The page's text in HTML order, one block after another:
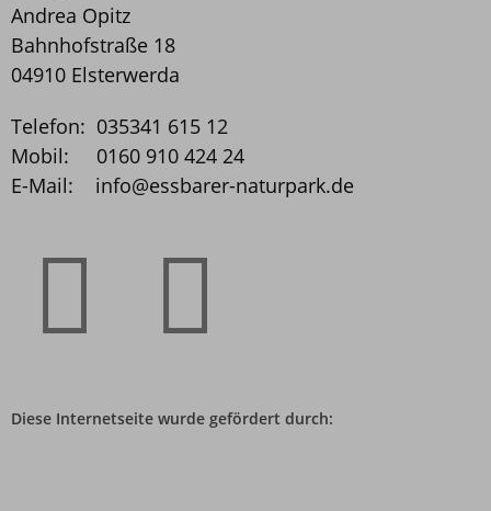
Andrea Opitz
Bahnhofstraße 18
04910 Elsterwerda
Telefon: 035341 615 12
Mobil: 0160 910 424 24
E-Mail: info@essbarer­-naturpark.de
Diese Internetseite wurde gefördert durch: